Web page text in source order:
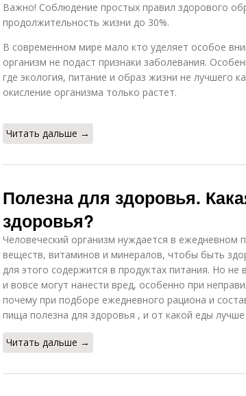
Важно! Соблюдение простых правил здорового
продолжительность жизни до 30%.
В современном мире мало кто уделяет особое
организм не подаст признаки заболевания.
где экология, питание и образ жизни не лучшего
окисление организма только растет.
Читать дальше →
Полезна для здоровья.
здоровья?
Человеческий организм нуждается в ежедневном
веществ, витаминов и минералов, чтобы быть
для этого содержится в продуктах питания. Но
и вовсе могут нанести вред, особенно при
почему при подборе ежедневного рациона и
пища полезна для здоровья , и от какой еды лучше
Читать дальше →